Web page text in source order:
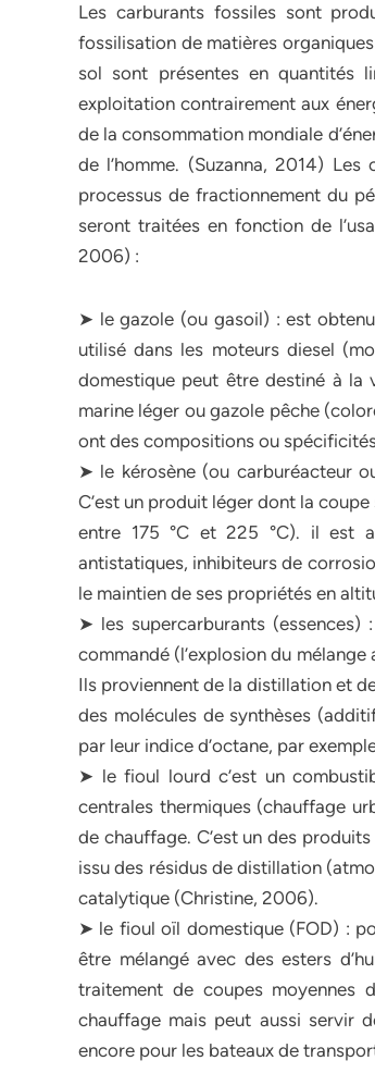
Les carburants fossiles sont
fossilisation de matières
sol sont présentes en quantités
exploitation contrairement aux
de la consommation mondiale
de l’homme. (Suzanna, 2014)
processus de fractionnement du
seront traitées en fonction de
2006) :
➤ le gazole (ou gasoil) : est
utilisé dans les moteurs diesel
domestique peut être destiné à la
marine léger ou gazole pêche
ont des compositions ou
➤ le kérosène (ou carburéacteur
C’est un produit léger dont la
entre 175 °C et 225 °C). il est
antistatiques, inhibiteurs de
le maintien de ses propriétés en
➤ les supercarburants (essences)
commandé (l’explosion du
Ils proviennent de la distillation et
des molécules de synthèses
par leur indice d’octane, par
➤ le fioul lourd c’est un
centrales thermiques (chauffage
de chauffage. C’est un des
issu des résidus de distillation
catalytique (Christine, 2006).
➤ le fioul oïl domestique (FOD) :
être mélangé avec des esters
traitement de coupes moyennes
chauffage mais peut aussi servir
encore pour les bateaux de